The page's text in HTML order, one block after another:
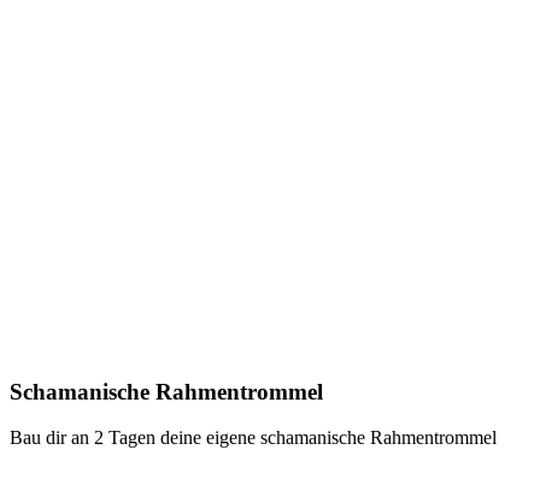
Schamanische Rahmentrommel
Bau dir an 2 Tagen deine eigene schamanische Rahmentrommel